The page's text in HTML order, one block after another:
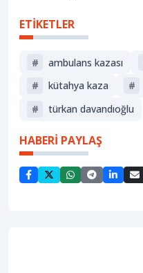
ETİKETLER
# ambulans kazası
#
kütahya kaza #
#
türkan davandıoğlu
HABERİ PAYLAŞ